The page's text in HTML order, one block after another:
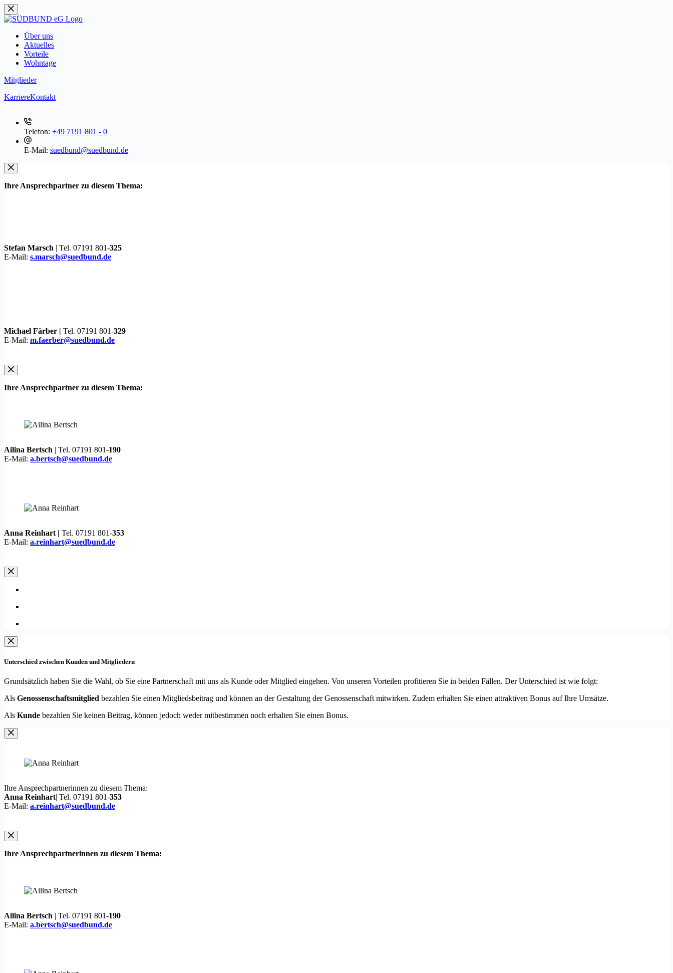
Zum
Inhalt
Über uns
Aktuelles
Vorteile
Wohntage
Mitglieder
KarriereKontakt
Telefon: +49 7191 801 - 0
E-Mail: suedbund@suedbund.de
Ihre Ansprechpartner zu diesem Thema:
Stefan Marsch | Tel. 07191 801-325
E-Mail: s.marsch@suedbund.de
Michael Färber | Tel. 07191 801-329
E-Mail: m.faerber@suedbund.de
Ihre Ansprechpartner zu diesem Thema:
Ailina Bertsch | Tel. 07191 801-190
E-Mail: a.bertsch@suedbund.de
Anna Reinhart | Tel. 07191 801-353
E-Mail: a.reinhart@suedbund.de
Unterschied zwischen Kunden und Mitgliedern
Grundsätzlich haben Sie die Wahl, ob Sie eine Partnerschaft mit uns als Kunde oder Mitglied eingehen. Von unseren Vorteilen profitieren Sie in beiden Fällen. Der Unterschied ist wie folgt:
Als Genossenschaftsmitglied bezahlen Sie einen Mitgliedsbeitrag und können an der Gestaltung der Genossenschaft mitwirken. Zudem erhalten Sie einen attraktiven Bonus auf Ihre Umsätze.
Als Kunde bezahlen Sie keinen Beitrag, können jedoch weder mitbestimmen noch erhalten Sie einen Bonus.
Ihre Ansprechpartnerinnen zu diesem Thema:
Anna Reinhart| Tel. 07191 801-353
E-Mail: a.reinhart@suedbund.de
Ihre Ansprechpartnerinnen zu diesem Thema:
Ailina Bertsch | Tel. 07191 801-190
E-Mail: a.bertsch@suedbund.de